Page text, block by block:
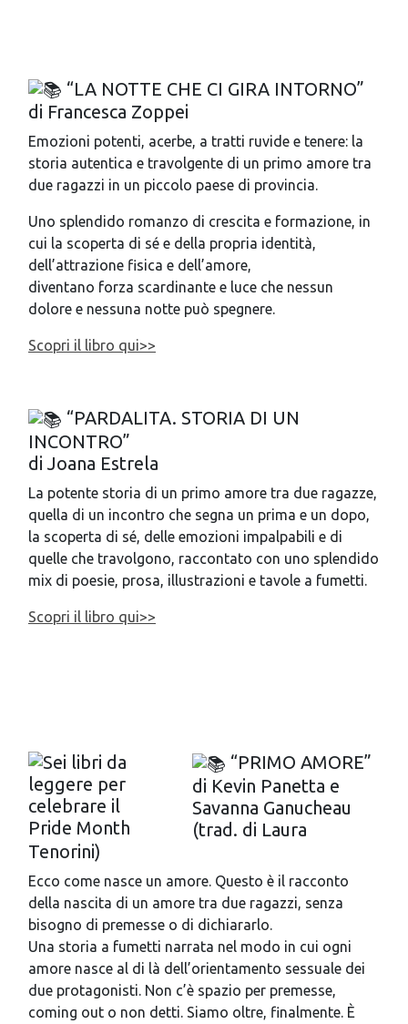
“LA NOTTE CHE CI GIRA INTORNO”
di Francesca Zoppei
Emozioni potenti, acerbe, a tratti ruvide e tenere: la
storia autentica e travolgente di un primo amore tra
due ragazzi in un piccolo paese di provincia.
Uno splendido romanzo di crescita e formazione, in
cui la scoperta di sé e della propria identità,
dell’attrazione fisica e dell’amore,
diventano forza scardinante e luce che nessun
dolore e nessuna notte può spegnere.
Scopri il libro qui>>
“PARDALITA. STORIA DI UN
INCONTRO”
di Joana Estrela
La potente storia di un primo amore tra due ragazze,
quella di un incontro che segna un prima e un dopo,
la scoperta di sé, delle emozioni impalpabili e di
quelle che travolgono, raccontato con uno splendido
mix di poesie, prosa, illustrazioni e tavole a fumetti.
Scopri il libro qui>>
“PRIMO AMORE”
di Kevin Panetta e
Savanna Ganucheau
(trad. di Laura
Tenorini)
Ecco come nasce un amore. Questo è il racconto
della nascita di un amore tra due ragazzi, senza
bisogno di premesse o di dichiararlo.
Una storia a fumetti narrata nel modo in cui ogni
amore nasce al di là dell’orientamento sessuale dei
due protagonisti. Non c’è spazio per premesse,
coming out o non detti. Siamo oltre, finalmente. È